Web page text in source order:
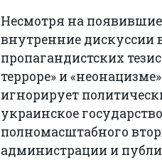
Несмотря на
внутренние дискуссии
пропагандистских
терроре» и
игнорирует
украинское
полномасштабного
администрации и